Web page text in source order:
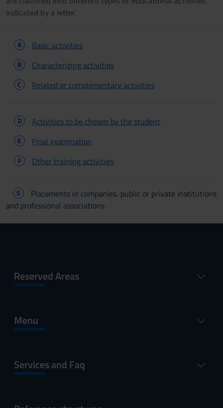
indicated by a letter.
A Basic activities
B Characterizing activities
C Related or complementary activities
D Activities to be chosen by the student
E Final examination
F Other training activities
S
Placements in companies, public or private institutions
and professional associations
Reserved Areas
Menu
Services and Faq